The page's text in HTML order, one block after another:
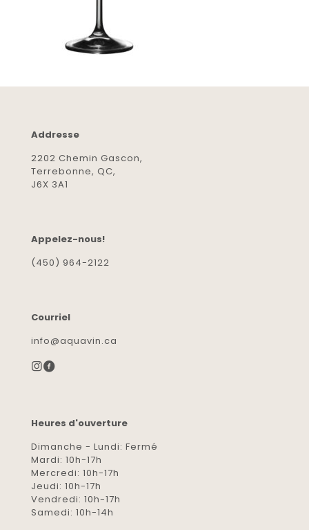
Addresse
2202 Chemin Gascon,
Terrebonne, QC,
J6X 3A1
Appelez-nous!
(450) 964-2122
Courriel
info@aquavin.ca
Heures d'ouverture
Dimanche - Lundi: Fermé
Mardi: 10h-17h
Mercredi: 10h-17h
Jeudi: 10h-17h
Vendredi: 10h-17h
Samedi: 10h-14h